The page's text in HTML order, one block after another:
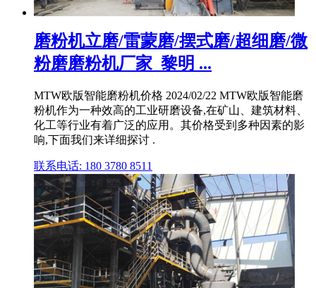
磨粉机立磨/雷蒙磨/摆式磨/超细磨/微
粉磨磨粉机厂家_黎明 ...
MTW欧版智能磨粉机价格 2024/02/22 MTW欧版智能磨
粉机作为一种效高的工业研磨设备,在矿山、建筑材料、
化工等行业有着广泛的应用。其价格受到多种因素的影
响,下面我们来详细探讨 .
联系电话: 180 3780 8511